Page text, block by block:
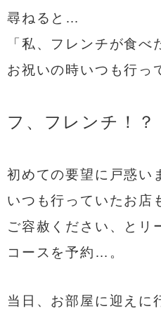
尋ねると…
「私、フレンチが食べ
お祝いの時いつも行っ
フ、フレンチ！？
初めての要望に戸惑い
いつも行っていたお店
ご容赦ください、とリ
コースを予約…。
当日、お部屋に迎えに